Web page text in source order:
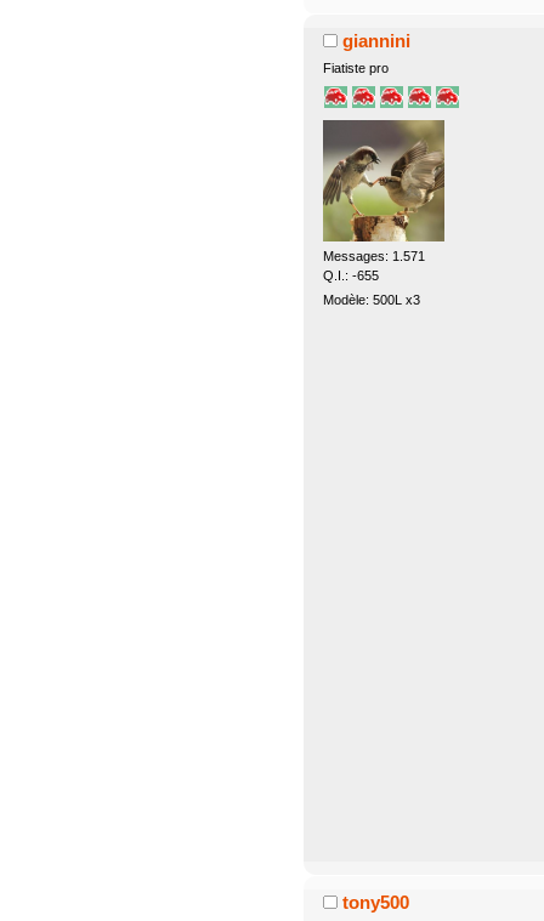
giannini
Fiatiste pro
Messages: 1.571
Q.I.: -655
Modèle: 500L x3
tony500